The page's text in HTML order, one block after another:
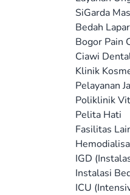
SiGarda Mas
Bedah
Bogor Pain
Ciawi
Klinik
Pelayanan
Poliklinik
Pelita Hati
Fasilitas
Hemodialisa
IGD
Instalasi
ICU